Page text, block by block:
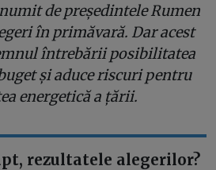
de președintele Rumen
în primăvară. Dar acest
întrebării posibilitatea
și aduce riscuri pentru
energetică a țării.
rezultatele alegerilor?